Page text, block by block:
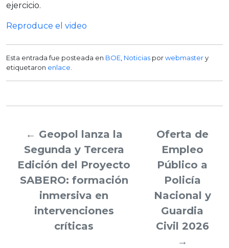
ejercicio.
Reproduce el video
Esta entrada fue posteada en BOE Noticias porwebmastery
etiquetaron enlace
← Geopol lanza la
Segunda y Tercera
Edición del Proyecto
SABERO: formación
inmersiva en
intervenciones
críticas
Oferta de
Empleo
Público a
Policía
Nacional y
Guardia
Civil 2026
→